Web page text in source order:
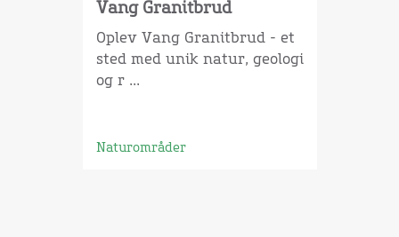
Vang Granitbrud
Oplev Vang Granitbrud - et
sted med unik natur, geologi
og r ...
Naturområder